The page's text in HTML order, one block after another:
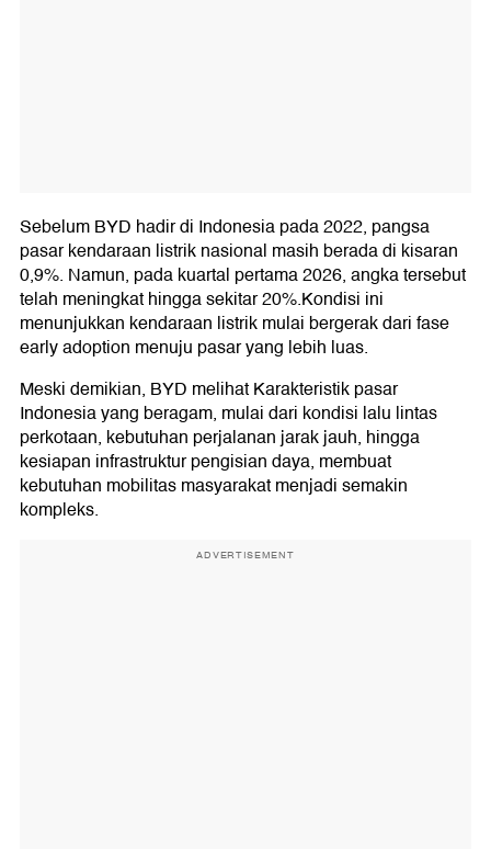
Sebelum BYD hadir di Indonesia pada 2022, pangsa
pasar kendaraan listrik nasional masih berada di kisaran
0,9%. Namun, pada kuartal pertama 2026, angka tersebut
telah meningkat hingga sekitar 20%.Kondisi ini
menunjukkan kendaraan listrik mulai bergerak dari fase
early adoption menuju pasar yang lebih luas.
Meski demikian, BYD melihat Karakteristik pasar
Indonesia yang beragam, mulai dari kondisi lalu lintas
perkotaan, kebutuhan perjalanan jarak jauh, hingga
kesiapan infrastruktur pengisian daya, membuat
kebutuhan mobilitas masyarakat menjadi semakin
kompleks.
ADVERTISEMENT